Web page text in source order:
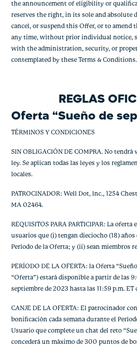
the announcement of eligibility or
reserves the right, in its sole and absolute
cancel, or suspend this Offer, or to amend
any time, without prior individual notice,
with the administration, security, or
contemplated by these Terms & Conditions.
REGLAS
Oferta “Sueño de
TÉRMINOS Y CONDICIONES
SIN OBLIGACIÓN DE COMPRA. No
ley. Se aplican todas las leyes y los
locales.
PATROCINADOR: Well Dot, Inc., 1254
MA 02464.
REQUISITOS PARA PARTICIPAR: La oferta
usuarios que (i) tengan dieciocho (18) años
Período de la Oferta; y (ii) sean miembros
PERÍODO DE LA OFERTA: la Oferta
“Oferta”) estará disponible a partir de las
septiembre de 2023 hasta las 11:59 p.m.
CANJE DE LA OFERTA: El patrocinador
bonificación cada semana durante el
Usuario que complete un chat del reto
concederá un máximo de 300 puntos de